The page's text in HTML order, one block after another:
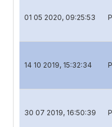
01 05 2020, 09:25:53
14 10 2019, 15:32:34
30 07 2019, 16:50:39